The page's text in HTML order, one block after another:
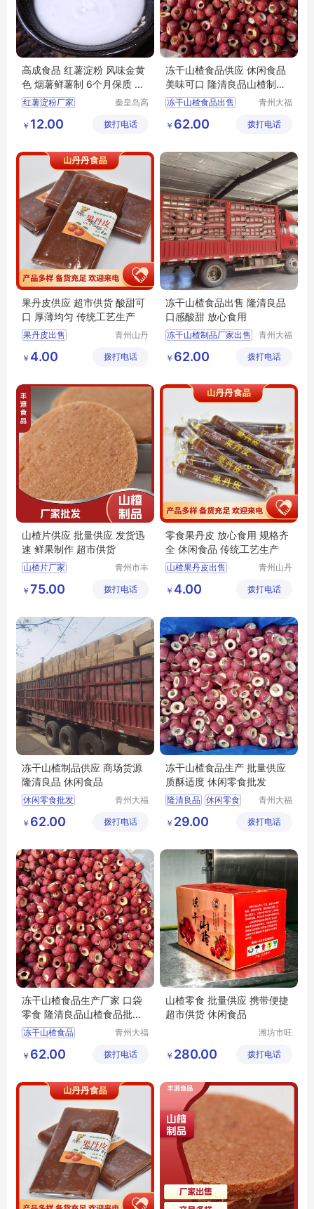
高成食品 红薯淀粉 风味金黄
色 烟薯鲜薯制 6个月保质 支
持代加工
红薯淀粉厂家
秦皇岛高
业股份有
￥ 12.00 拨打电话
冻干山楂食品供应 休闲食品
美味可口 隆清良品山楂制品
批发
冻干山楂食品出售
冻干山楂制品厂家出售
冻干山楂食品
青州大福
展有限公
￥ 62.00 拨打电话
果丹皮供应 超市供货 酸甜可
口 厚薄均匀 传统工艺生产
果丹皮出售
果丹皮供应
山楂果丹皮厂家
青州山丹
限公司
￥ 4.00 拨打电话
冻干山楂食品出售 隆清良品
口感酸甜 放心食用
冻干山楂制品厂家出售
隆清良品山楂制品批发
冻干山楂食品生产
青州大福
展有限公
￥ 62.00 拨打电话
山楂片供应 批量供应 发货迅
速 鲜果制作 超市供货
山楂片厂家
丰源出售山楂片
批发山楂片
青州市丰
￥ 75.00 拨打电话
零食果丹皮 放心食用 规格齐
全 休闲食品 传统工艺生产
山楂果丹皮出售
山楂果丹皮
果丹皮厂家
青州山丹
限公司
￥ 4.00 拨打电话
冻干山楂制品供应 商场货源
隆清良品 休闲食品
休闲零食批发
隆清良品山楂食品批发
冻干山楂食品厂家供应
青州大福
展有限公
￥ 62.00 拨打电话
冻干山楂食品生产 批量供应
质酥适度 休闲零食批发
隆清良品 休闲零食
休闲食品批发
青州大福
展有限公
￥ 29.00 拨打电话
冻干山楂食品生产厂家 口袋
零食 隆清良品山楂食品批发
酸甜可口
冻干山楂食品
冻干山楂食品生产厂家
冻干山楂制品厂家出售
青州大福
展有限公
￥ 62.00 拨打电话
山楂零食 批量供应 携带便捷
超市供货 休闲食品
潍坊市旺
限公司
￥ 280.00 拨打电话